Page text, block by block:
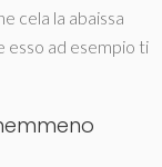
cela la abaissa
esso ad esempio ti